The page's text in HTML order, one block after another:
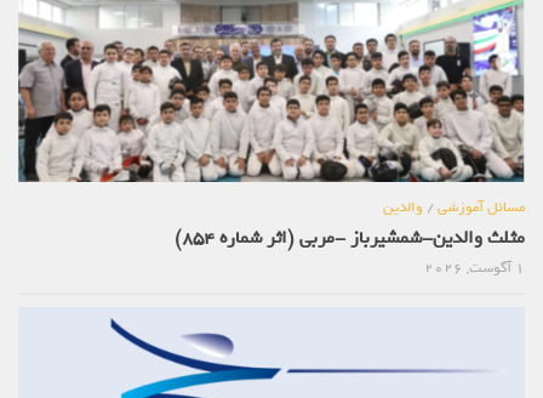
مسائل آموزشی/والدین
مثلث والدین-شمشیرباز -مربی (اثر شماره 854)